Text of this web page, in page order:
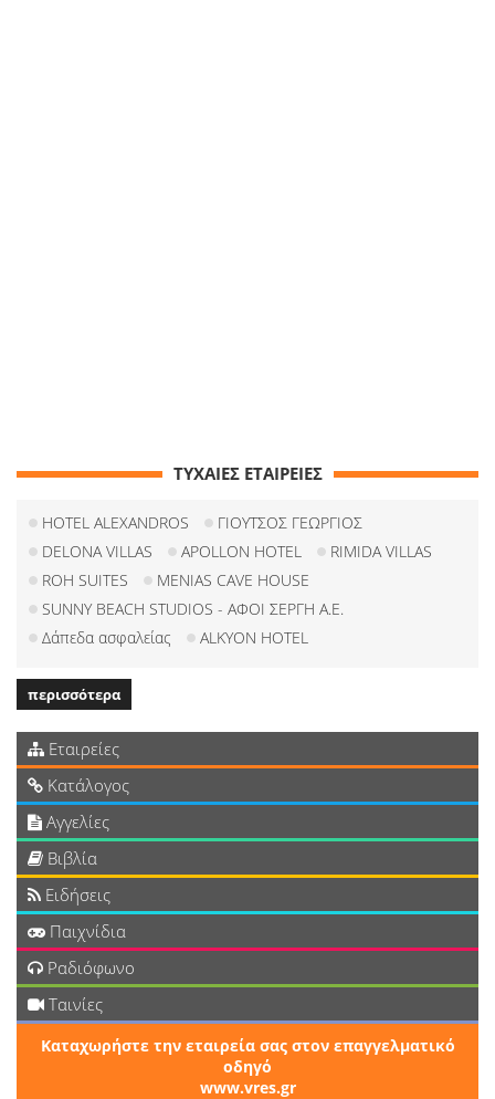
ΤΥΧΑΙΕΣ ΕΤΑΙΡΕΙΕΣ
HOTEL ALEXANDROS
ΓΙΟΥΤΣΟΣ ΓΕΩΡΓΙΟΣ
DELONA VILLAS
APOLLON HOTEL
RIMIDA VILLAS
ROH SUITES
MENIAS CAVE HOUSE
SUNNY BEACH STUDIOS - ΑΦΟΙ ΣΕΡΓΗ Α.Ε.
Δάπεδα ασφαλείας
ALKYON HOTEL
περισσότερα
Εταιρείες
Κατάλογος
Αγγελίες
Βιβλία
Ειδήσεις
Παιχνίδια
Ραδιόφωνο
Ταινίες
Καταχωρήστε την εταιρεία σας στον επαγγελματικό
οδηγό
www.vres.gr